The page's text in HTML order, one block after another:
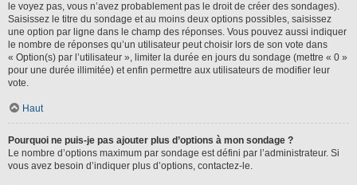
le voyez pas, vous n’avez probablement pas le droit de créer des sondages).
Saisissez le titre du sondage et au moins deux options possibles, saisissez
une option par ligne dans le champ des réponses. Vous pouvez aussi indiquer
le nombre de réponses qu’un utilisateur peut choisir lors de son vote dans
« Option(s) par l’utilisateur », limiter la durée en jours du sondage (mettre « 0 »
pour une durée illimitée) et enfin permettre aux utilisateurs de modifier leur
vote.
Haut
Pourquoi ne puis-je pas ajouter plus d’options à mon sondage ?
Le nombre d’options maximum par sondage est défini par l’administrateur. Si
vous avez besoin d’indiquer plus d’options, contactez-le.